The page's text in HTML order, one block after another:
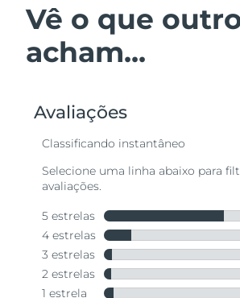
Vê o que
acham...